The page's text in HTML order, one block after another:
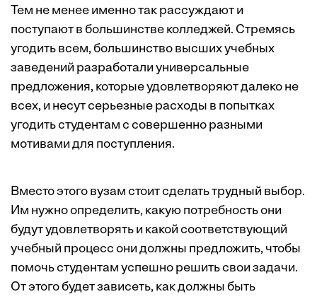
Тем не менее именно так рассуждают и
поступают в большинстве колледжей. Стремясь
угодить всем, большинство высших учебных
заведений разработали универсальные
предложения, которые удовлетворяют далеко не
всех, и несут серьезные расходы в попытках
угодить студентам с совершенно разными
мотивами для поступления.
Вместо этого вузам стоит сделать трудный выбор.
Им нужно определить, какую потребность они
будут удовлетворять и какой соответствующий
учебный процесс они должны предложить, чтобы
помочь студентам успешно решить свои задачи.
От этого будет зависеть, как должны быть